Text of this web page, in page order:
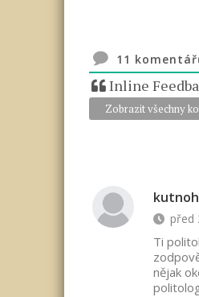
11
Inline
Zobrazit všechny
před
Ti
nějak